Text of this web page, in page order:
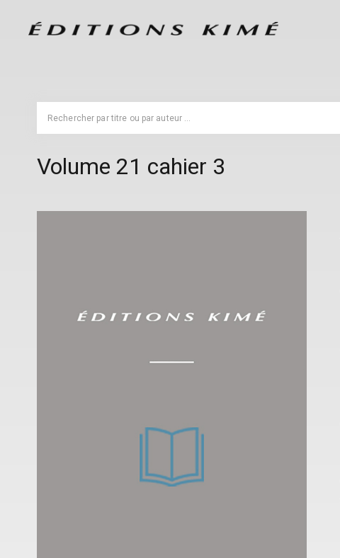
Volume 21 cahier 3